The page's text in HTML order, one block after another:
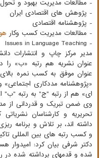
- مطالعات مدیریت بهبود و تحول
- پژوهش های اقتصادی ایران
- پژوهشنامه اقتصادی
- مطالعات مدیریت کسب وکار
- Issues in Language Teaching
«پژوهشنامه مددکاری اجتماعی»
ای» هم از رتبه "ج" به رتبه "ب"
وی ضمن تبریک و قدردانی از
تحریریه و کارشناسان
داشته اند، بر تلاش و برنامه
و کسب رتبه های بین المللی
دکتر شرفی بیان کرد: امیدوار
شده و قدمهای برداشته شده در